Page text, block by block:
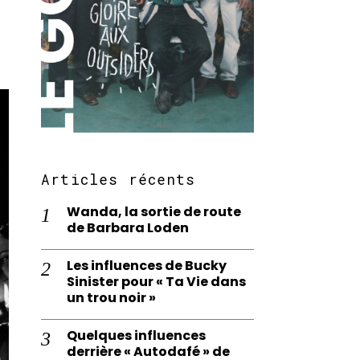
Articles récents
Wanda, la sortie de route
de Barbara Loden
Les influences de Bucky
Sinister pour « Ta Vie dans
un trou noir »
Quelques influences
derrière « Autodafé » de